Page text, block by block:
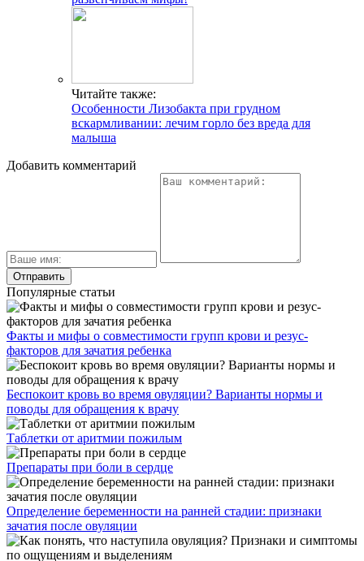
Читайте также:
Особенности Лизобакта при грудном
вскармливании: лечим горло без вреда для
малыша
Добавить комментарий
Популярные статьи
Факты и мифы о совместимости групп крови и резус-
факторов для зачатия ребенка
Беспокоит кровь во время овуляции? Варианты нормы и
поводы для обращения к врачу
Таблетки от аритмии пожилым
Препараты при боли в сердце
Определение беременности на ранней стадии: признаки
зачатия после овуляции